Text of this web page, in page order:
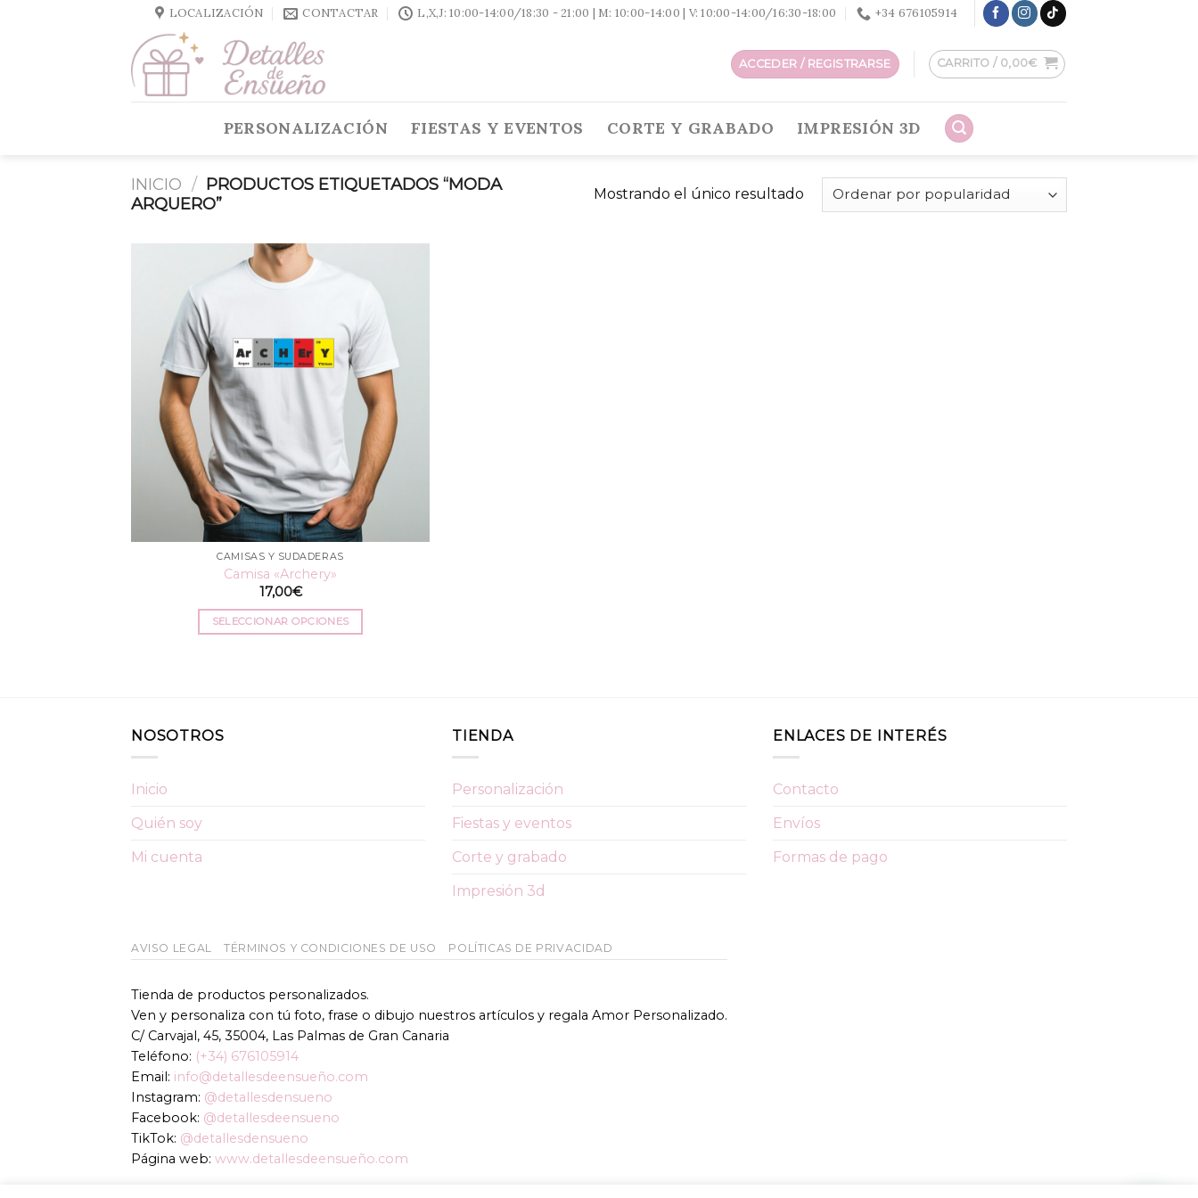
LOCALIZACIÓN CONTACTAR L,X,J: 10:00-14:00/18:30 - 21:00 | M: 10:00-14:00 | V: 10:00-14:00/16:30-18:00 +34 676105914
ACCEDER / REGISTRARSE CARRITO / 0,00€
PERSONALIZACIÓN FIESTAS Y EVENTOS CORTE Y GRABADO IMPRESIÓN 3D
INICIO / PRODUCTOS ETIQUETADOS “MODA
ARQUERO”
Mostrando el único resultado
CAMISAS Y SUDADERAS
Camisa «Archery»
17,00€
SELECCIONAR OPCIONES
NOSOTROS
Inicio
Quién soy
Mi cuenta
TIENDA
Personalización
Fiestas y eventos
Corte y grabado
Impresión 3d
ENLACES DE INTERÉS
Contacto
Envíos
Formas de pago
AVISO LEGAL TÉRMINOS Y CONDICIONES DE USO POLÍTICAS DE PRIVACIDAD
Tienda de productos personalizados.
Ven y personaliza con tú foto, frase o dibujo nuestros artículos y regala Amor Personalizado.
C/ Carvajal, 45, 35004, Las Palmas de Gran Canaria
Teléfono: (+34) 676105914
Email: info@detallesdeensueño.com
Instagram: @detallesdensueno
Facebook: @detallesdeensueno
TikTok: @detallesdensueno
Página web: www.detallesdeensueño.com